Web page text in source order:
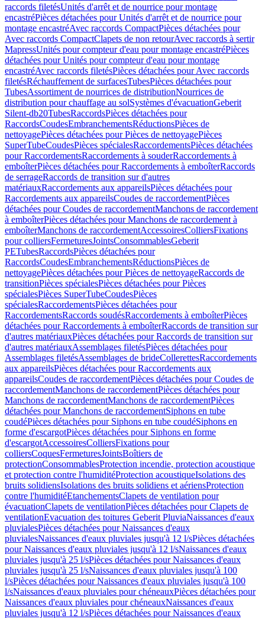
raccords filetésUnités d'arrêt et de nourrice pour montage
encastréPièces détachées pour Unités d'arrêt et de nourrice pour
montage encastréAvec raccords CompactPièces détachées pour
Avec raccords CompactClapets de non retourAvec raccords à sertir
MapressUnités pour compteur d'eau pour montage encastréPièces
détachées pour Unités pour compteur d'eau pour montage
encastréAvec raccords filetésPièces détachées pour Avec raccords
filetésRéchauffement de surfacesTubesPièces détachées pour
TubesAssortiment de nourrices de distributionNourrices de
distribution pour chauffage au solSystèmes d'évacuationGeberit
Silent-db20TubesRaccordsPièces détachées pour
RaccordsCoudesEmbranchementsRéductionsPièces de
nettoyagePièces détachées pour Pièces de nettoyagePièces
SuperTubeCoudesPièces spécialesRaccordementsPièces détachées
pour RaccordementsRaccordements à souderRaccordements à
emboîterPièces détachées pour Raccordements à emboîterRaccords
de serrageRaccords de transition sur d'autres
matériauxRaccordements aux appareilsPièces détachées pour
Raccordements aux appareilsCoudes de raccordementPièces
détachées pour Coudes de raccordementManchons de raccordement
à emboîterPièces détachées pour Manchons de raccordement à
emboîterManchons de raccordementAccessoiresColliersFixations
pour colliersFermeturesJointsConsommablesGeberit
PETubesRaccordsPièces détachées pour
RaccordsCoudesEmbranchementsRéductionsPièces de
nettoyagePièces détachées pour Pièces de nettoyageRaccords de
transitionPièces spécialesPièces détachées pour Pièces
spécialesPièces SuperTubeCoudesPièces
spécialesRaccordementsPièces détachées pour
RaccordementsRaccords soudésRaccordements à emboîterPièces
détachées pour Raccordements à emboîterRaccords de transition sur
d'autres matériauxPièces détachées pour Raccords de transition sur
d'autres matériauxAssemblages filetésPièces détachées pour
Assemblages filetésAssemblages de brideCollerettesRaccordements
aux appareilsPièces détachées pour Raccordements aux
appareilsCoudes de raccordementPièces détachées pour Coudes de
raccordementManchons de raccordementPièces détachées pour
Manchons de raccordementManchons de raccordementPièces
détachées pour Manchons de raccordementSiphons en tube
coudéPièces détachées pour Siphons en tube coudéSiphons en
forme d'escargotPièces détachées pour Siphons en forme
d'escargotAccessoiresColliersFixations pour
colliersCoquesFermeturesJointsBoîtiers de
protectionConsommablesProtection incendie, protection acoustique
et protection contre l'humiditéProtection acoustiqueIsolations des
bruits solidiensIsolations des bruits solidiens et aériensProtection
contre l'humiditéEtanchementsClapets de ventilation pour
évacuationClapets de ventilationPièces détachées pour Clapets de
ventilationEvacuation des toitures Geberit PluviaNaissances d'eaux
pluvialesPièces détachées pour Naissances d'eaux
pluvialesNaissances d'eaux pluviales jusqu'à 12 l/sPièces détachées
pour Naissances d'eaux pluviales jusqu'à 12 l/sNaissances d'eaux
pluviales jusqu'à 25 l/sPièces détachées pour Naissances d'eaux
pluviales jusqu'à 25 l/sNaissances d'eaux pluviales jusqu'à 100
l/sPièces détachées pour Naissances d'eaux pluviales jusqu'à 100
l/sNaissances d'eaux pluviales pour chéneauxPièces détachées pour
Naissances d'eaux pluviales pour chéneauxNaissances d'eaux
pluviales jusqu'à 12 l/sPièces détachées pour Naissances d'eaux